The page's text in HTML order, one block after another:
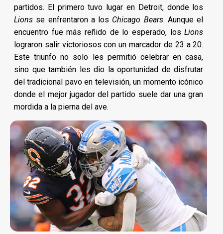
partidos. El primero tuvo lugar en Detroit, donde los
Lions se enfrentaron a los Chicago Bears. Aunque el
encuentro fue más reñido de lo esperado, losLions
lograron salir victoriosos con un marcador de 23 a 20.
Este triunfo no solo les permitió celebrar en casa,
sino que también les dio la oportunidad de disfrutar
del tradicional pavo en televisión, un momento icónico
donde el mejor jugador del partido suele dar una gran
mordida a la pierna del ave.